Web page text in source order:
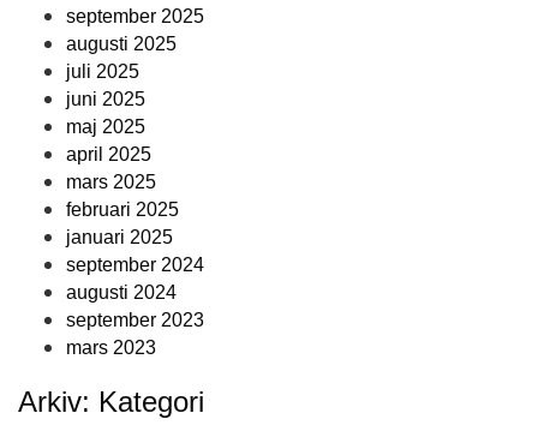
september 2025
augusti 2025
juli 2025
juni 2025
maj 2025
april 2025
mars 2025
februari 2025
januari 2025
september 2024
augusti 2024
september 2023
mars 2023
Arkiv: Kategori